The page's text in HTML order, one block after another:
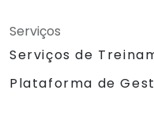
Serviços
Serviços de
Plataforma de